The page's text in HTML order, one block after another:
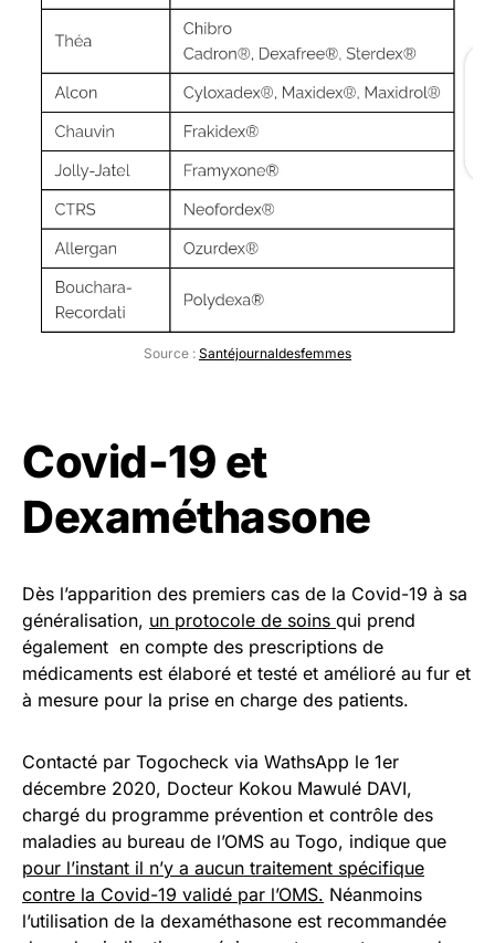
Source : Santéjournaldesfemmes
Covid-19 et
Dexaméthasone
Dès l’apparition des premiers cas de la Covid-19 à sa
généralisation, un protocole de soins qui prend
également en compte des prescriptions de
médicaments est élaboré et testé et amélioré au fur et
à mesure pour la prise en charge des patients.
Contacté par Togocheck via WathsApp le 1er
décembre 2020, Docteur Kokou Mawulé DAVI,
chargé du programme prévention et contrôle des
maladies au bureau de l’OMS au Togo, indique que
pour l’instant il n’y a aucun traitement spécifique
contre la Covid-19 validé par l’OMS. Néanmoins
l’utilisation de la dexaméthasone est recommandée